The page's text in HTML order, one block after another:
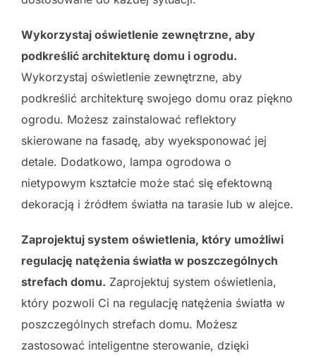
Wykorzystaj oświetlenie zewnętrzne, aby
podkreślić architekturę domu i ogrodu.
Wykorzystaj oświetlenie zewnętrzne, aby
podkreślić architekturę swojego domu oraz piękno
ogrodu. Możesz zainstalować reflektory
skierowane na fasadę, aby wyeksponować jej
detale. Dodatkowo, lampa ogrodowa o
nietypowym kształcie może stać się efektowną
dekoracją i źródłem światła na tarasie lub w alejce.
Zaprojektuj system oświetlenia, który umożliwi
regulację natężenia światła w poszczególnych
strefach domu. Zaprojektuj system oświetlenia,
który pozwoli Ci na regulację natężenia światła w
poszczególnych strefach domu. Możesz
zastosować inteligentne sterowanie, dzięki